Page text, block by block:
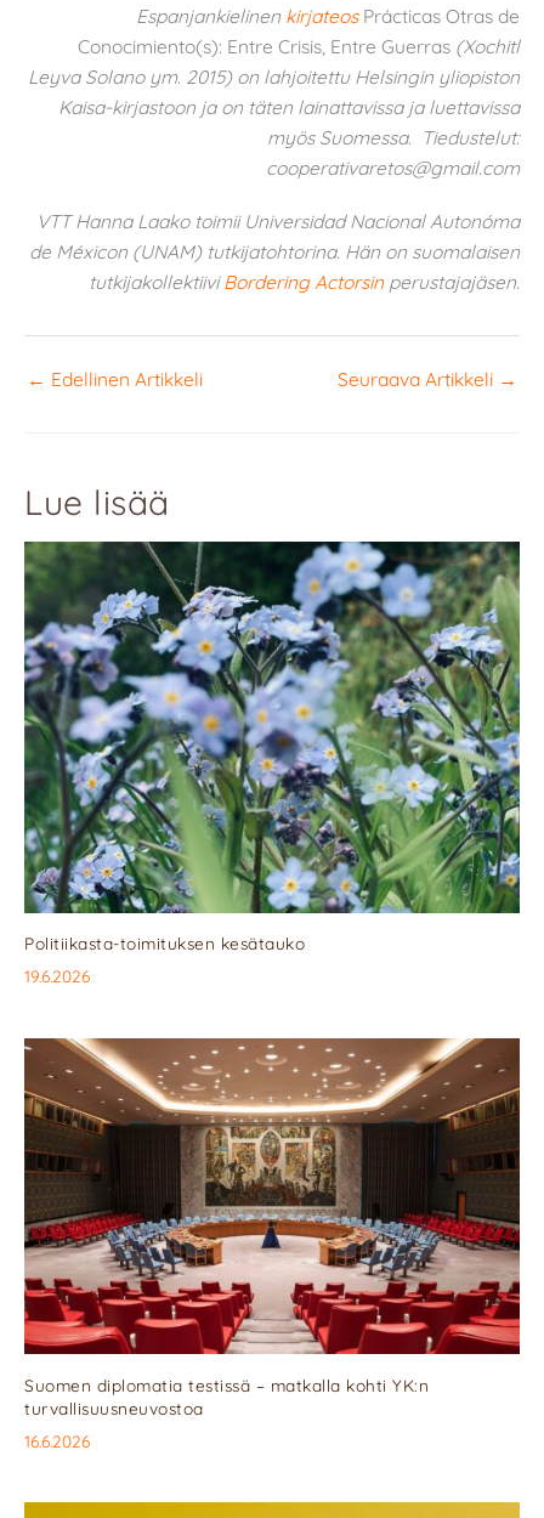
Espanjankielinen kirjateos Prácticas Otras de
Conocimiento(s): Entre Crisis, Entre Guerras (Xochitl
Leyva Solano ym. 2015) on lahjoitettu Helsingin yliopiston
Kaisa-kirjastoon ja on täten lainattavissa ja luettavissa
myös Suomessa. Tiedustelut:
cooperativaretos@gmail.com
VTT Hanna Laako toimii Universidad Nacional Autonóma
de Méxicon (UNAM) tutkijatohtorina. Hän on suomalaisen
tutkijakollektiiviBordering Actorsinperustajajäsen.
← Edellinen Artikkeli Seuraava Artikkeli →
Lue lisää
Politiikasta-toimituksen kesätauko
19.6.2026
Suomen diplomatia testissä – matkalla kohti YK:n
turvallisuusneuvostoa
16.6.2026